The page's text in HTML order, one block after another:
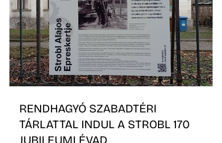
RENDHAGYÓ SZABADTÉRI
TÁRLATTAL INDUL A STROBL 170